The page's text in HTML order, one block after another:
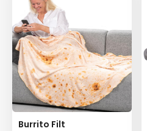
Burrito Filt